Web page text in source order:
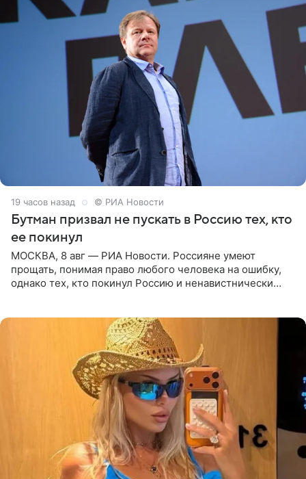
19 часов назад © РИА Новости
Бутман призвал не пускать в Россию тех, кто
ее покинул
МОСКВА, 8 авг — РИА Новости. Россияне умеют
прощать, понимая право любого человека на ошибку,
однако тех, кто покинул Россию и ненавистнически